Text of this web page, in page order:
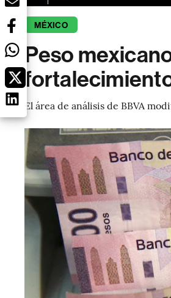
MÉXICO
Peso
El área de análisis de BBVA